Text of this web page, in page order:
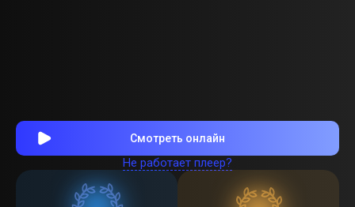
Смотреть онлайн
Не работает плеер?